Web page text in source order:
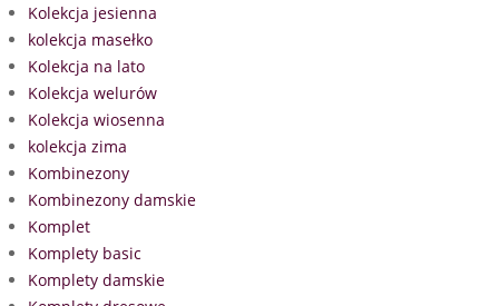
Kolekcja jesienna
kolekcja masełko
Kolekcja na lato
Kolekcja welurów
Kolekcja wiosenna
kolekcja zima
Kombinezony
Kombinezony damskie
Komplet
Komplety basic
Komplety damskie